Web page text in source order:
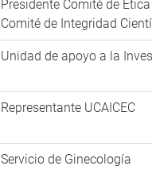
Presidente Comité de
Comité de Integridad
Unidad de apoyo a la
Representante UCAICEC
Servicio de Ginecología